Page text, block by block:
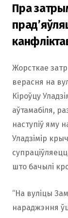
Пра
Жорсткае
верасня на
Кіроўцу
аўтамабіля,
наступіў яму
Уладзімір
што бачылі
“На вуліцы
нараджэння